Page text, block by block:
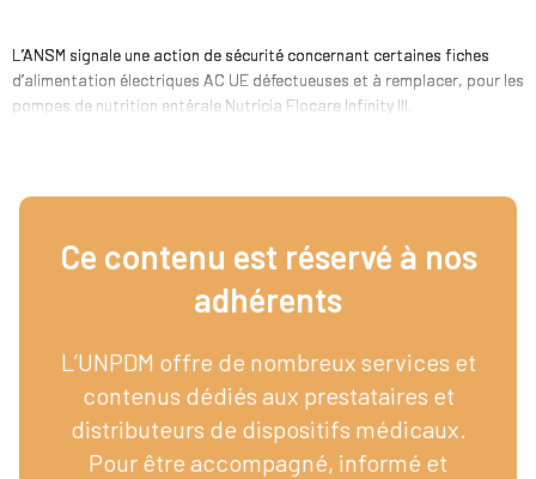
L’ANSM signale une action de sécurité concernant certaines fiches
d’alimentation électriques AC UE défectueuses et à remplacer, pour les
pompes de nutrition entérale Nutricia Flocare Infinity III.
Ce contenu est réservé à nos
adhérents​
L’UNPDM offre de nombreux services et
contenus dédiés aux prestataires et
distributeurs de dispositifs médicaux.
Pour être accompagné, informé et